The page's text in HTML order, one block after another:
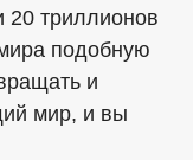
20 триллионов
подобную
и
мир, и вы